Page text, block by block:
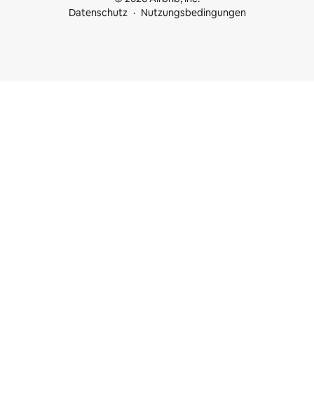
Datenschutz
Nutzungsbedingungen